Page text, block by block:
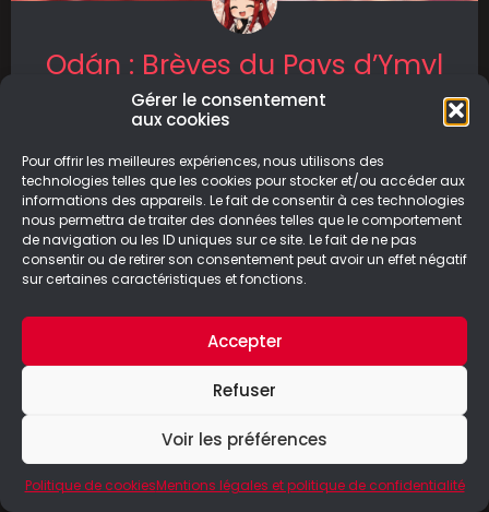
Gérer le consentement
aux cookies
Pour offrir les meilleures expériences, nous utilisons des
technologies telles que les cookies pour stocker et/ou accéder aux
informations des appareils. Le fait de consentir à ces technologies
nous permettra de traiter des données telles que le comportement
de navigation ou les ID uniques sur ce site. Le fait de ne pas
consentir ou de retirer son consentement peut avoir un effet négatif
sur certaines caractéristiques et fonctions.
Accepter
Refuser
Voir les préférences
Politique de cookiesMentions légales et politique de confidentialité
Odán : Brèves du Pays d’Ymyl
Dans Odán : Brèves du Pays d’Ymyl, nous
à prouver que l’amitié va
LIRE LA SUITE
24/09/2024
© Le Geek Paresseux –Mentions légales & Politique de